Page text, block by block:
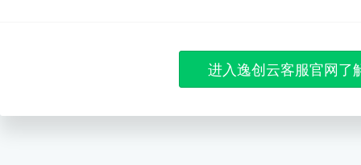
进入逸创云客服官网了